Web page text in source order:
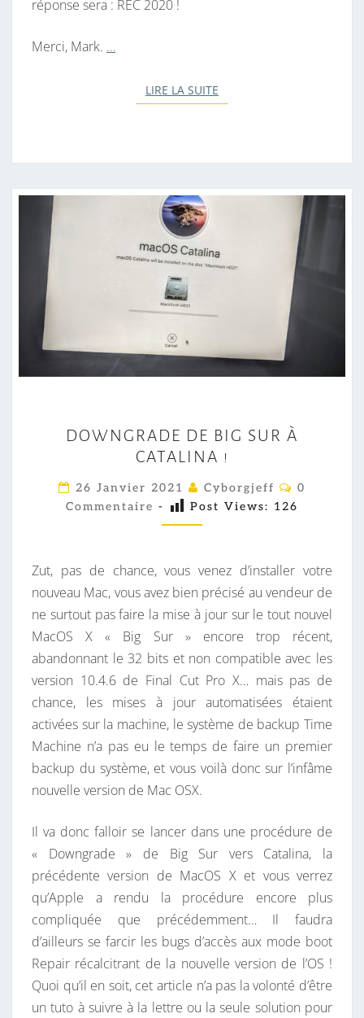
réponse sera : REC 2020 !
Merci, Mark. …
LIRE LA SUITE
O
W
N
G
R
D
E
D
E
B
I
G
S
U
R
À
A
T
A
L
I
N
A
!
DOWNGRADE DE BIG SUR À
CATALINA !
26 Janvier 2021 Cyborgjeff
C
M
I
R
E
0
Commentaire - Post Views: 126
Zut, pas de chance, vous venez d’installer votre
nouveau Mac, vous avez bien précisé au vendeur de
ne surtout pas faire la mise à jour sur le tout nouvel
MacOS X « Big Sur » encore trop récent,
abandonnant le 32 bits et non compatible avec les
version 10.4.6 de Final Cut Pro X… mais pas de
chance, les mises à jour automatisées étaient
activées sur la machine, le système de backup Time
Machine n’a pas eu le temps de faire un premier
backup du système, et vous voilà donc sur l’infâme
nouvelle version de Mac OSX.
Il va donc falloir se lancer dans une procédure de
« Downgrade » de Big Sur vers Catalina, la
précédente version de MacOS X et vous verrez
qu’Apple a rendu la procédure encore plus
compliquée que précédemment… Il faudra
d’ailleurs se farcir les bugs d’accès aux mode boot
Repair récalcitrant de la nouvelle version de l’OS !
Quoi qu’il en soit, cet article n’a pas la volonté d’être
un tuto à suivre à la lettre ou la seule solution pour